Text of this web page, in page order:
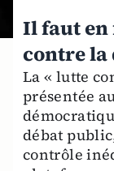
Il faut en
contre la
La « lutte
présentée
débat
contrôle